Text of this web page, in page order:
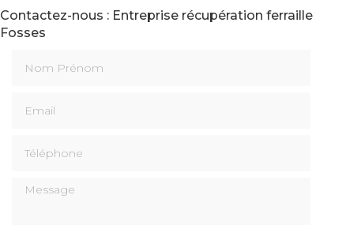
Contactez-nous : Entreprise récupération ferraille
Fosses
Message